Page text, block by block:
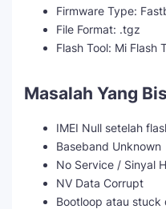
Firmware Type:
File Format: .tgz
Flash Tool: Mi Flash
Masalah Yang
IMEI Null setelah
Baseband Unknown
No Service / Sinyal
NV Data Corrupt
Bootloop atau stuck